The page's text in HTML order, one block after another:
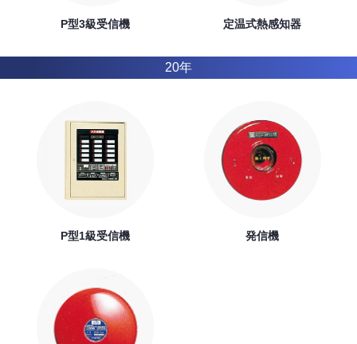
P型3級受信機 定温式熱感知器
20年
P型1級受信機 発信機